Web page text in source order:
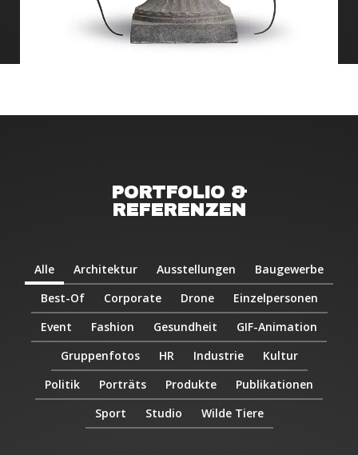
PORTFOLIO &
REFERENZEN
Alle Architektur Ausstellungen
Baugewerbe
Best-Of
Corporate Drone
Einzelpersonen
Event
Fashion Gesundheit
GIF-Animation
Gruppenfotos
HR Industrie
Kultur
Politik
Porträts Produkte
Publikationen
Sport
Studio Wilde Tiere